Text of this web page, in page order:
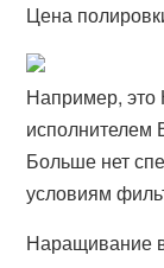
Цена
Например, это
исполнителем
Больше нет
условиям
Наращивание